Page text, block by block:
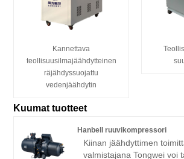
Kannettava
teollisuusilmajäähdytteinen
räjähdyssuojattu
vedenjäähdytin
Kuumat tuotteet
Hanbell ruuvikompressori
Kiinan jäähdyttimen
valmistajana Tongwei voi